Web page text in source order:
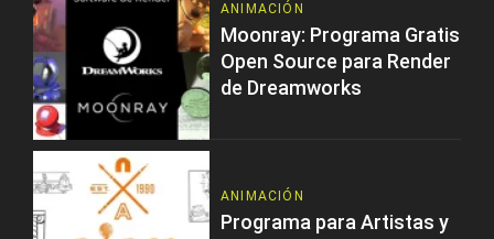
ANIMACIÓN
Moonray: Programa Gratis
Open Source para Render
de Dreamworks
ANIMACIÓN
Programa para Artistas y